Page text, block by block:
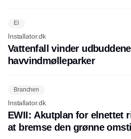
El
Installator.dk
Vattenfall vinder
havvindmølleparker
Branchen
Installator.dk
EWII: Akutplan for elnettet
at bremse den grønne